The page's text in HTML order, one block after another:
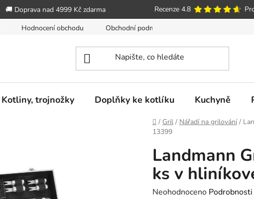
🚚 Doprava nad 4999 Kč zdarma Recenze 4.8
Hodnocení obchodu Obchodní podmínky Poučení o právu
Kotliny, trojnožky Doplňky ke kotlíku Kuchyně
Domů
/ Gril / Nářadí na grilování /
13399
Landmann
ks v
Průměrné
Neohodnoceno